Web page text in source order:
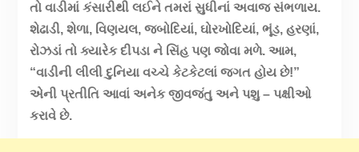
તો વાડીમાં કંસારીથી લઈને તમરાં સુધીનાં અવાજ સંભળાય.
શેઢાડી, શેળા, વિણયલ, જબોદિયાં, ઘોરખોદિયાં, ભૂંડ, હરણાં,
રોઝડાં તો ક્યારેક દીપડા ને સિંહ પણ જોવા મળે. આમ,
“વાડીની લીલી દુનિયા વચ્ચે કેટકેટલાં જગત હોય છે!”
એની પ્રતીતિ આવાં અનેક જીવજંતુ અને પશુ – પક્ષીઓ
કરાવે છે.